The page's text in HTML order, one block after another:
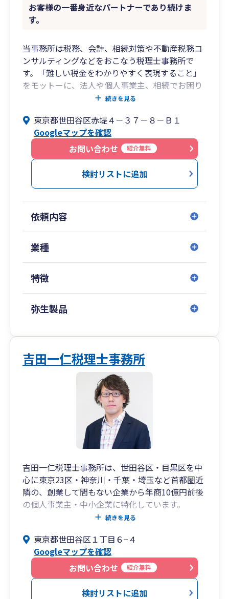
お客様の一番身近なパートナーであり続けま
す。
当事務所は税務、会計、相続対策や不動産税務コ
ンサルティングなどをおこなう税理士事務所で
す。「難しい税金をわかりやすく表現すること」
をモットーに、法人や個人事業主、相続でお困り
のお客様の問題を解決いたします。「数字を経営
会計事務所はないのか」「将来の相続問題で悩ん
でいる」、そんなお客様のために「常にお客様と
のベクトルを合わせながら」プロとしてのお仕事
をさせていただきます。ぜひ、お客様の夢や理想
をお聞かせてください。私たちが全力でお手伝い
をさせていただきます。
続きを見る
東京都世田谷区赤堤４－３７－８－Ｂ１
Googleマップを確認
お問い合わせ
紹介無料
検討リストに追加
依頼内容
業種
特徴
弥生製品
吉田一仁税理士事務所
吉田一仁税理士事務所は、世田谷区・目黒区を中
心に東京23区・神奈川・千葉・埼玉など首都圏近
隣の、創業して間もない企業から年商10億円前後
の個人事業主・中小企業に特化しています。
ビジネスを行う個人事業主・中小企業経営者に特
相談は対応しておりません。
また、業種・業態は特に問わず、一地域・一業種
限定の個人事業主・中小企業とし、顧問先数も80
社前後に限定しています。
続きを見る
東京都世田谷区１丁目６−４
Googleマップを確認
お問い合わせ
紹介無料
検討リストに追加